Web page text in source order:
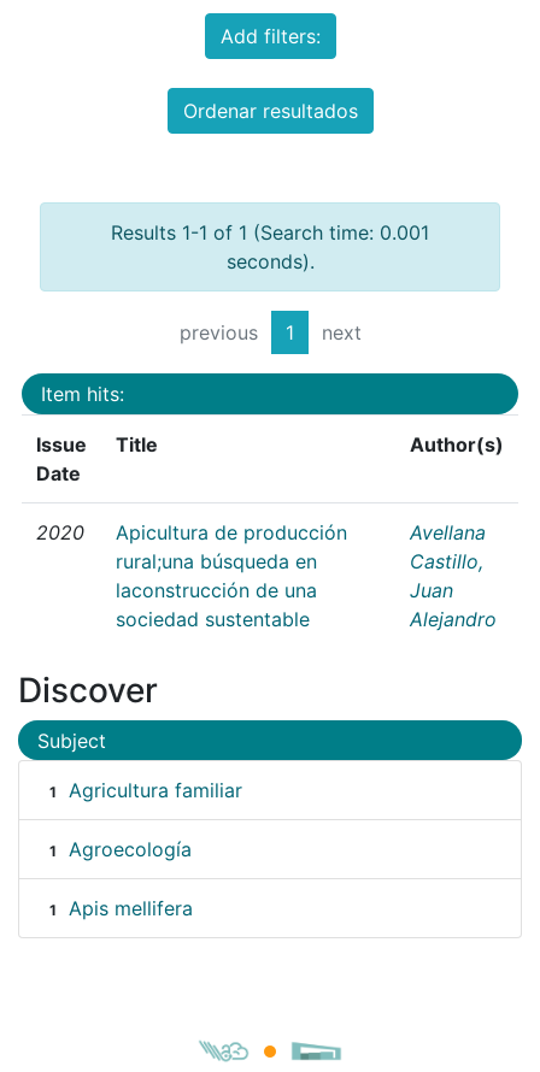
Add filters:
Ordenar resultados
Results 1-1 of 1 (Search time: 0.001
seconds).
previous 1 next
Item hits:
Issue
Date
Title Author(s)
2020
Apicultura de producción
rural;una búsqueda en
laconstrucción de una
sociedad sustentable
Avellana
Castillo,
Juan
Alejandro
Discover
Subject
1 Agricultura familiar
1 Agroecología
1 Apis mellifera